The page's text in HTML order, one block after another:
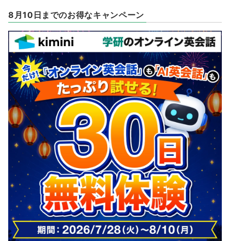
8月10日までのお得なキャンペーン